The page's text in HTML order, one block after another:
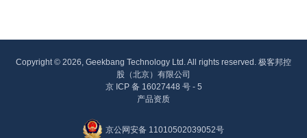
Copyright © 2026, Geekbang Technology Ltd. All rights reserved. 极客邦控
股（北京）有限公司
京 ICP 备 16027448 号 - 5
产品资质
京公网安备 11010502039052号